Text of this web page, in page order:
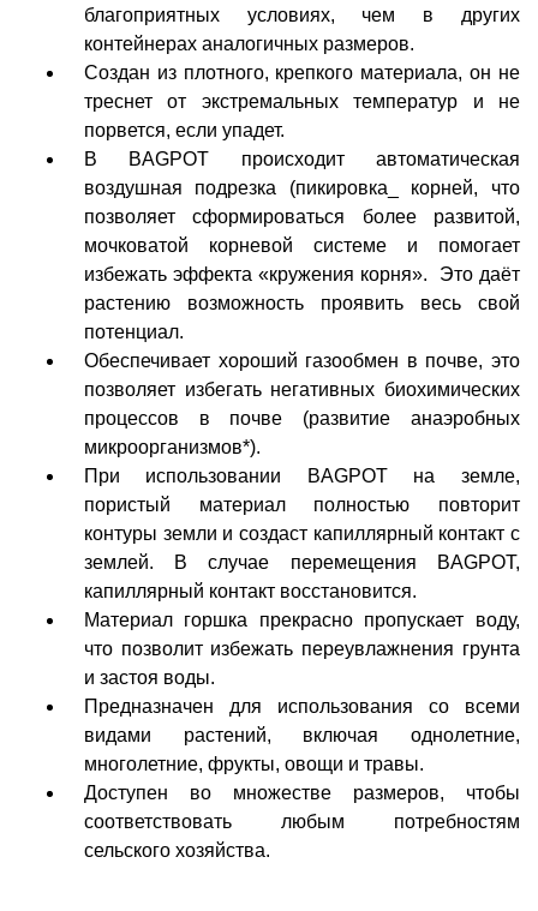
благоприятных условиях, чем в других
контейнерах аналогичных размеров.
Создан из плотного, крепкого материала, он не
треснет от экстремальных температур и не
порвется, если упадет.
В BAGPOT происходит автоматическая
воздушная подрезка (пикировка_ корней, что
позволяет сформироваться более развитой,
мочковатой корневой системе и помогает
избежать эффекта «кружения корня». Это даёт
растению возможность проявить весь свой
потенциал.
Обеспечивает хороший газообмен в почве, это
позволяет избегать негативных биохимических
процессов в почве (развитие анаэробных
микроорганизмов*).
При использовании BAGPOT на земле,
пористый материал полностью повторит
контуры земли и создаст капиллярный контакт с
землей. В случае перемещения BAGPOT,
капиллярный контакт восстановится.
Материал горшка прекрасно пропускает воду,
что позволит избежать переувлажнения грунта
и застоя воды.
Предназначен для использования со всеми
видами растений, включая однолетние,
многолетние, фрукты, овощи и травы.
Доступен во множестве размеров, чтобы
соответствовать любым потребностям
сельского хозяйства.